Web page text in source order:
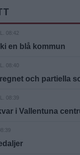
08:42
en blå kommun
08:40
och partiella
08:39
i Vallentuna